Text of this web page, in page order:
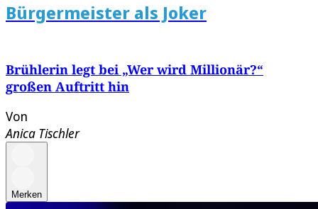
Bürgermeister als Joker
Brühlerin legt bei „Wer wird Millionär?“
großen Auftritt hin
Von
Anica Tischler
Merken